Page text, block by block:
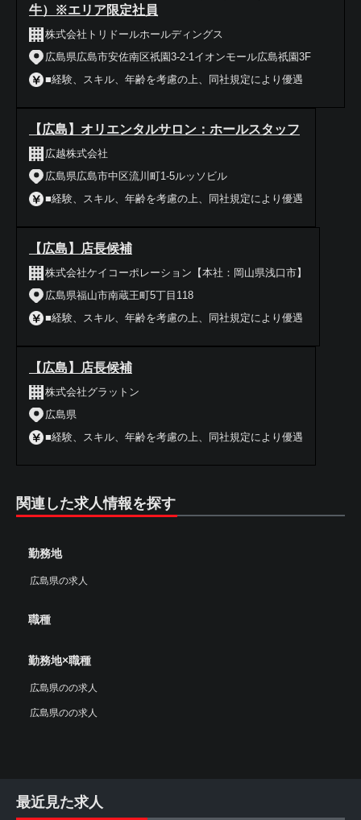
牛）※エリア限定社員
株式会社トリドールホールディングス
広島県広島市安佐南区祇園3-2-1イオンモール広島祇園3F
■経験、スキル、年齢を考慮の上、同社規定により優遇
【広島】オリエンタルサロン：ホールスタッフ
広越株式会社
広島県広島市中区流川町1-5ルッソビル
■経験、スキル、年齢を考慮の上、同社規定により優遇
【広島】店長候補
株式会社ケイコーポレーション【本社：岡山県浅口市】
広島県福山市南蔵王町5丁目118
■経験、スキル、年齢を考慮の上、同社規定により優遇
【広島】店長候補
株式会社グラットン
広島県
■経験、スキル、年齢を考慮の上、同社規定により優遇
関連した求人情報を探す
勤務地
広島県の求人
職種
勤務地×職種
広島県のの求人
広島県のの求人
最近見た求人